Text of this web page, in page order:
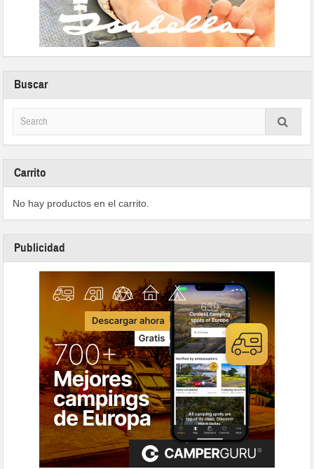
Buscar
Carrito
No hay productos en el carrito.
Publicidad